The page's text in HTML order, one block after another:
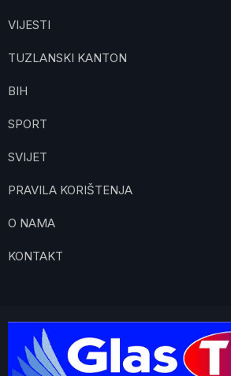
VIJESTI
TUZLANSKI KANTON
BIH
SPORT
SVIJET
PRAVILA KORIŠTENJA
O NAMA
KONTAKT